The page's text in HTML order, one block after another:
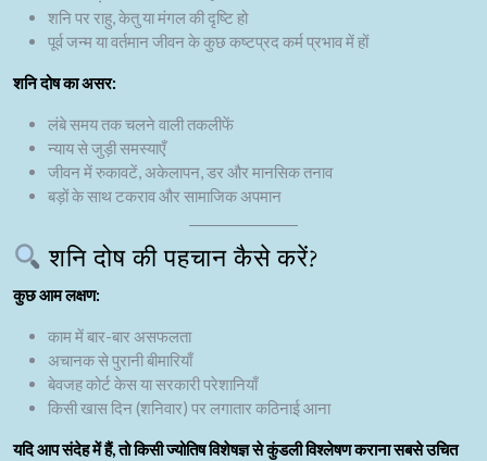
शनि पर राहु, केतु या मंगल की दृष्टि हो
पूर्व जन्म या वर्तमान जीवन के कुछ कष्टप्रद कर्म प्रभाव में हों
शनि दोष का असर:
लंबे समय तक चलने वाली तकलीफें
न्याय से जुड़ी समस्याएँ
जीवन में रुकावटें, अकेलापन, डर और मानसिक तनाव
बड़ों के साथ टकराव और सामाजिक अपमान
शनि दोष की पहचान कैसे करें?
कुछ आम लक्षण:
काम में बार-बार असफलता
अचानक से पुरानी बीमारियाँ
बेवजह कोर्ट केस या सरकारी परेशानियाँ
किसी खास दिन (शनिवार) पर लगातार कठिनाई आना
यदि आप संदेह में हैं, तो किसीज्योतिष विशेषज्ञ से कुंडली विश्लेषणकराना सबसे उचित